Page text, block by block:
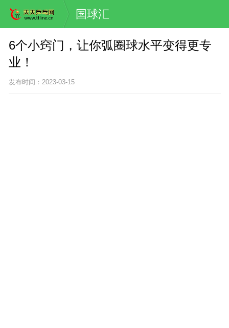
国球汇
6个小窍门，让你弧圈球水平变得更专
业！
发布时间：2023-03-15